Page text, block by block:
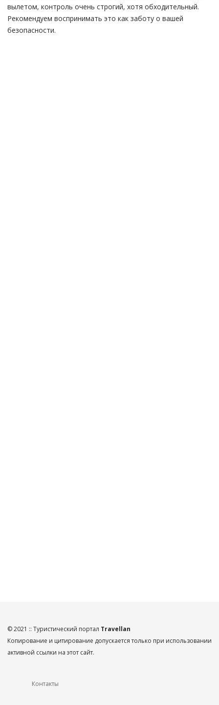
вылетом, контроль очень строгий, хотя обходительный.
Рекомендуем воспринимать это как заботу о вашей
безопасности.
© 2021 :: Туристический портал Travellan
Копирование и цитирование допускается только при использовании
активной ссылки на этот сайт.
Контакты